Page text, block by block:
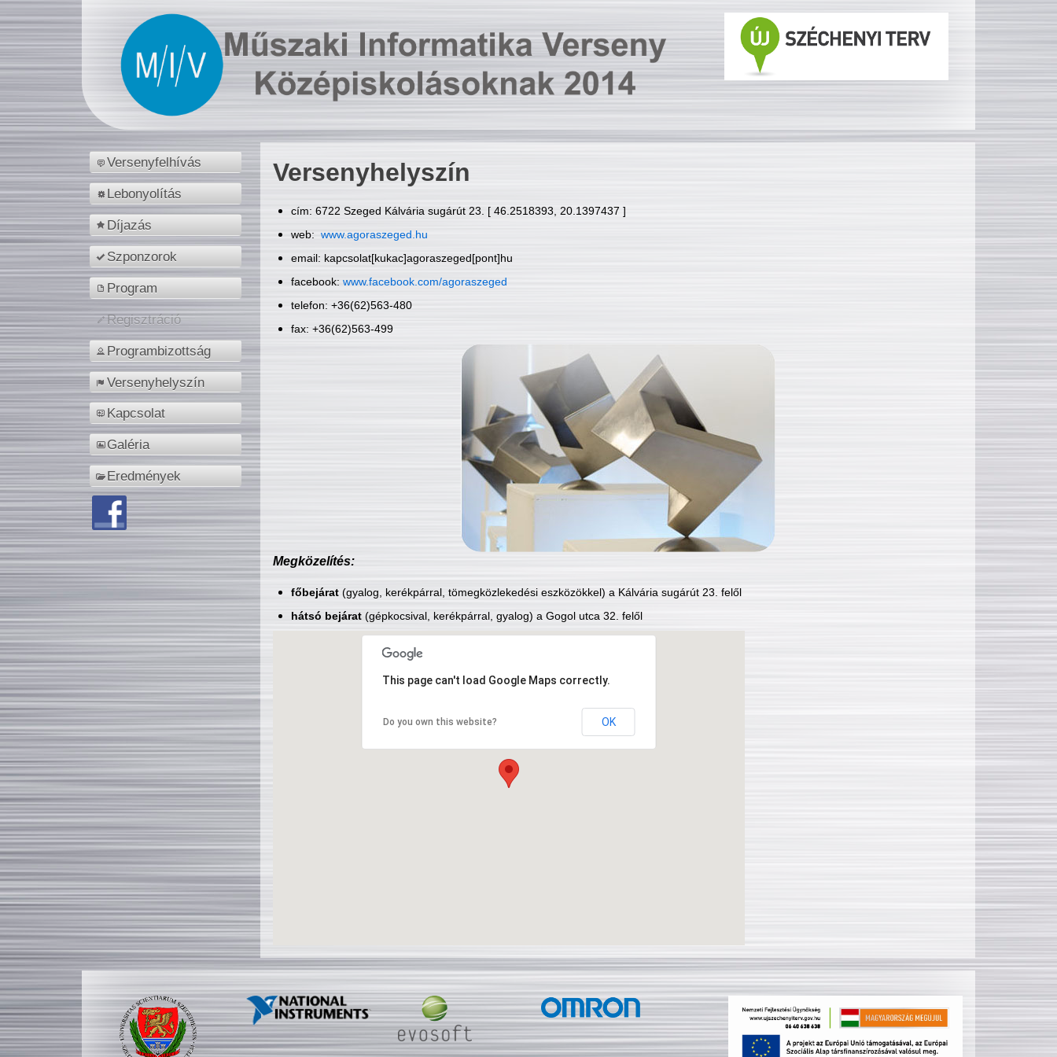
Versenyfelhívás
Lebonyolítás
Díjazás
Szponzorok
Program
Regisztráció
Programbizottság
Versenyhelyszín
Kapcsolat
Galéria
Eredmények
Versenyhelyszín
cím: 6722 Szeged Kálvária sugárút 23. [ 46.2518393, 20.1397437 ]
web: www.agoraszeged.hu
email: kapcsolat[kukac]agoraszeged[pont]hu
facebook: www.facebook.com/agoraszeged
telefon: +36(62)563-480
fax: +36(62)563-499
Megközelítés:
főbejárat(gyalog, kerékpárral, tömegközlekedési eszközökkel) a Kálvária sugárút 23. felől
hátsó bejárat(gépkocsival, kerékpárral, gyalog) a Gogol utca 32. felől
This page can't load Google Maps correctly.
Do you own this website? OK